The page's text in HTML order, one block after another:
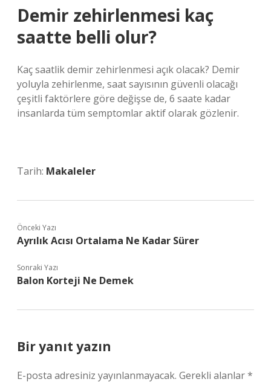
Demir zehirlenmesi kaç
saatte belli olur?
Kaç saatlik demir zehirlenmesi açık olacak? Demir
yoluyla zehirlenme, saat sayısının güvenli olacağı
çeşitli faktörlere göre değişse de, 6 saate kadar
insanlarda tüm semptomlar aktif olarak gözlenir.
Tarih: Makaleler
Önceki Yazı
Ayrılık Acısı Ortalama Ne Kadar Sürer
Sonraki Yazı
Balon Korteji Ne Demek
Bir yanıt yazın
E-posta adresiniz yayınlanmayacak. Gerekli alanlar*